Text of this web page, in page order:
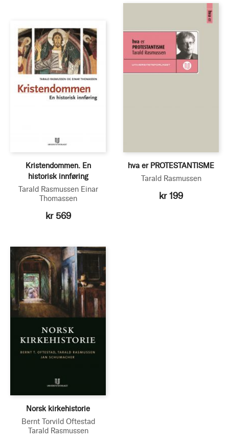
Kristendommen. En
historisk innføring
Tarald Rasmussen Einar
Thomassen
kr 569
hva er PROTESTANTISME
Tarald Rasmussen
kr 199
Norsk kirkehistorie
Bernt Torvild Oftestad
Tarald Rasmussen